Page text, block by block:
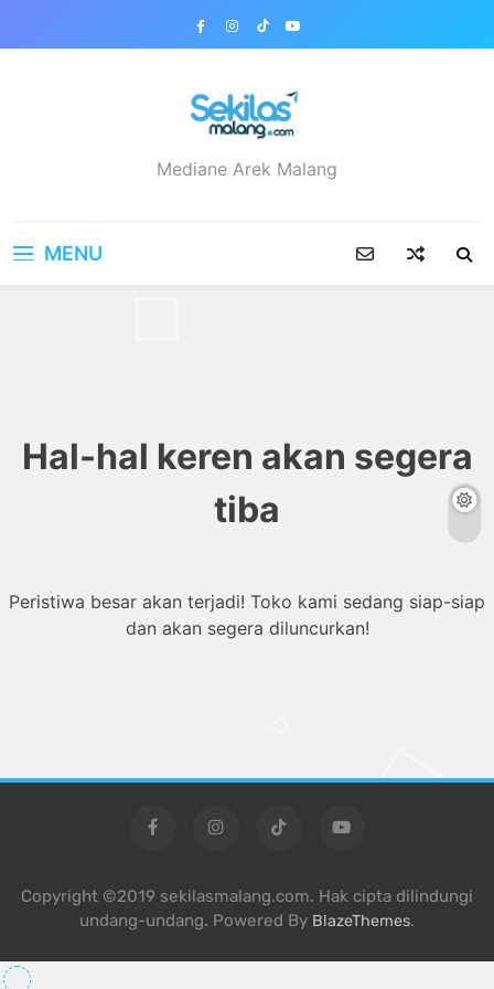
sekilasmalang.com
Mediane Arek Malang
MENU
Hal-hal keren akan segera
tiba
Peristiwa besar akan terjadi! Toko kami sedang siap-siap
dan akan segera diluncurkan!
Copyright ©2019 sekilasmalang.com. Hak cipta dilindungi
undang-undang. Powered By BlazeThemes.